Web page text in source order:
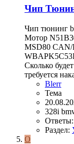
Чип
Чип тюнинг
Мотор
MSD80 CAN/
Сколько
требуется
Blerr
Тема
328i
Раздел:
O